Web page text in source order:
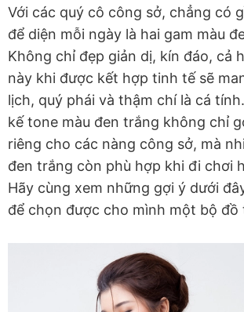
Với các quý cô công sở, chẳng có
để diện mỗi ngày là hai gam màu
Không chỉ đẹp giản dị, kín đáo, cả
này khi được kết hợp tinh tế sẽ
lịch, quý phái và thậm chí là cá
kế tone màu đen trắng không chỉ
riêng cho các nàng công sở, mà
đen trắng còn phù hợp khi đi chơi
Hãy cùng xem những gợi ý dưới
để chọn được cho mình một bộ đồ